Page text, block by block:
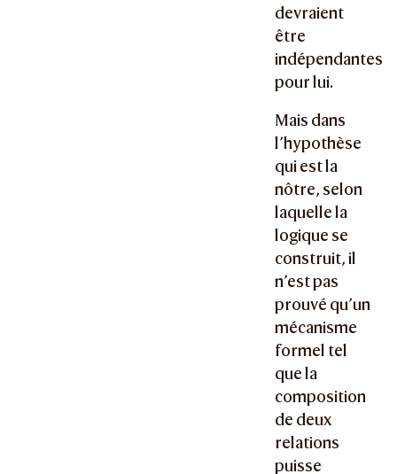
devraient
être
indépendantes
pour lui.
Mais dans
l’hypothèse
qui est la
nôtre, selon
laquelle la
logique se
construit, il
n’est pas
prouvé qu’un
mécanisme
formel tel
que la
composition
de deux
relations
puisse